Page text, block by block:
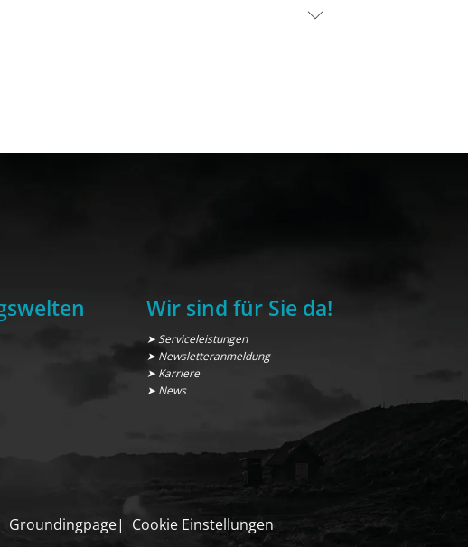
Wir sind für Sie da!
➤ Serviceleistungen
➤ Newsletteranmeldung
➤ Karriere
➤ News
Groundingpage Cookie Einstellungen